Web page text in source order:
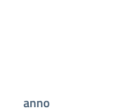
anno